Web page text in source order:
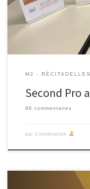
pour un temps
Nous […]
M2 -
Second Pro
96 commentaires
par Coordination